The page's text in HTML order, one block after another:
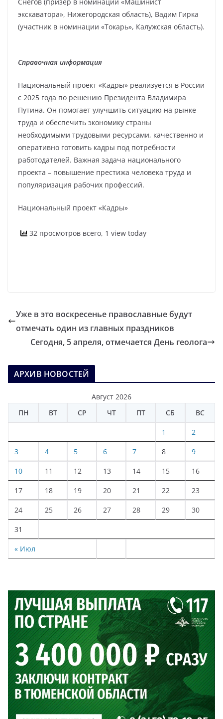
Снегов (призер в номинации «Машинист
экскаватора», Нижегородская область), Вадим Гирка
(участник в номинации «Токарь», Калужская область).
Справочная информация
Национальный проект «Кадры» реализуется в России
с 2025 года по решению Президента Владимира
Путина. Он помогает улучшить ситуацию на рынке
труда и обеспечить экономику страны
необходимыми трудовыми ресурсами, качественно и
оперативно готовить кадры под потребности
работодателей. Важная задача национального
проекта – повышение престижа человека труда и
популяризация рабочих профессий.
Национальный проект «Кадры»
32 просмотров всего, 1 view today
Уже в это воскресенье православные будут
отмечать один из главных праздников
Сегодня, 5 апреля, отмечается День геолога
АРХИВ НОВОСТЕЙ
Август 2026
ПН
ВТ СР ЧТ ПТ СБ ВС
« Июл
1 2
3 4 5 6 7 8 9
10 11 12 13 14 15 16
17 18 19 20 21 22 23
24 25 26 27 28 29 30
31